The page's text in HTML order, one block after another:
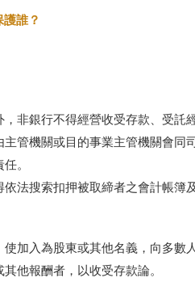
誰？
，非銀行不得經營收受存款、受託
主管機關或目的事業主管機關會
。
法搜索扣押被取締者之會計帳簿
使加入為股東或其他名義，向多
他報酬者，以收受存款論。